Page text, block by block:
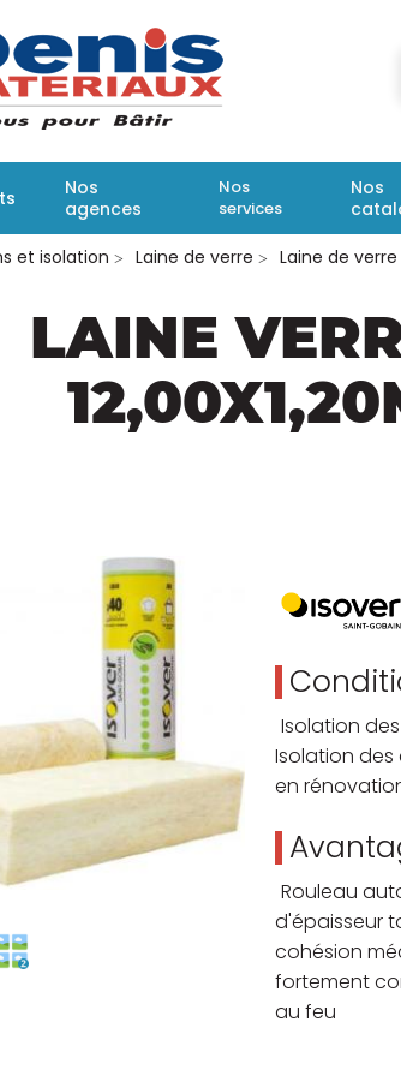
Nos
agences
Nos
services
Nos
et isolation Laine de verre Laine de
LAINE
Isolation
Isolation
en
Rouleau
d'épaisseur
cohésion
fortement
au feu